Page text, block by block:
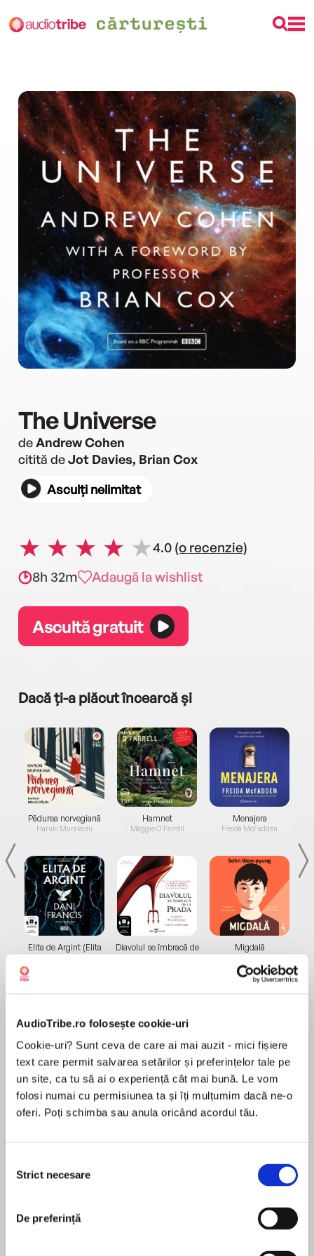
AudioTribe.ro folosește cookie-uri
Cookie-uri? Sunt ceva de care ai mai auzit - mici fișiere
text care permit salvarea setărilor și preferințelor tale pe
un site, ca tu să ai o experiență cât mai bună. Le vom
folosi numai cu permisiunea ta și îți mulțumim dacă ne-o
oferi. Poți schimba sau anula oricând acordul tău.
consimțământului
Strict necesare
De preferință
The Universe
deAndrew Cohen
citită deJot Davies, Brian Cox
Asculți nelimitat
4.0 (o recenzie)
8h 32m
Adaugă la wishlist
Ascultă gratuit
Dacă ți-a plăcut încearcă și
Pădurea norvegiană
Haruki Murakami
Elita de Argint (Elita
de...
Hamnet
Maggie O'Farrell
Diavolul se îmbracă de
la...
Menajera
Freida McFadden
Migdală
Despre carte
Every night, above our heads, a drama of epic
proportions is playing out. Diamond planets,
zombie stars, black holes heavier than a billion
Suns. The cast of characters is extraordinary,
have now discovered thousands of alien
planets, and that’s barely a fraction of the
worlds that are out there. And there are more
pentru această carte